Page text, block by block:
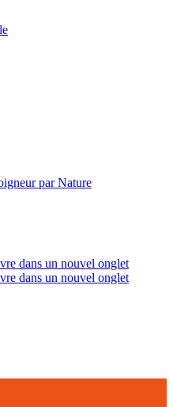
par Nature
dans un nouvel onglet
dans un nouvel onglet